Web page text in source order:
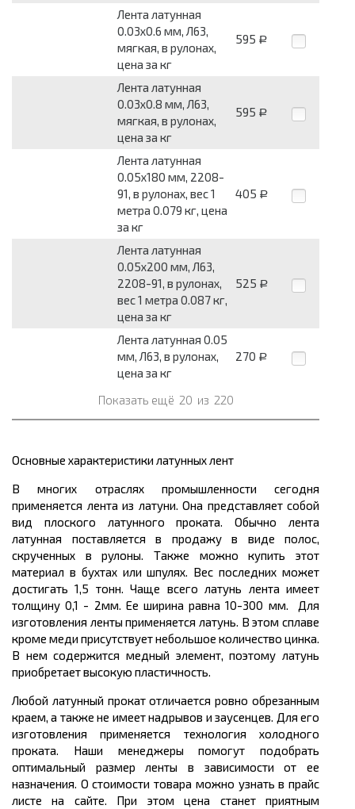
Лента латунная
0.03x0.6 мм, Л63,
мягкая, в рулонах,
цена за кг
595 Р
Лента латунная
0.03x0.8 мм, Л63,
мягкая, в рулонах,
цена за кг
595 Р
Лента латунная
0.05x180 мм, 2208-
91, в рулонах, вес 1
метра 0.079 кг, цена
за кг
405 Р
Лента латунная
0.05x200 мм, Л63,
2208-91, в рулонах,
вес 1 метра 0.087 кг,
цена за кг
525 Р
Лента латунная 0.05
мм, Л63, в рулонах,
цена за кг
270 Р
Показать ещё 20 из 220
Основные характеристики латунных лент
В многих отраслях промышленности сегодня
применяется лента из латуни. Она представляет собой
вид плоского латунного проката. Обычно лента
латунная поставляется в продажу в виде полос,
скрученных в рулоны. Также можно купить этот
материал в бухтах или шпулях. Вес последних может
достигать 1,5 тонн. Чаще всего латунь лента имеет
толщину 0,1 - 2мм. Ее ширина равна 10-300 мм. Для
изготовления ленты применяется латунь. В этом сплаве
кроме меди присутствует небольшое количество цинка.
В нем содержится медный элемент, поэтому латунь
приобретает высокую пластичность.
Любой латунный прокат отличается ровно обрезанным
краем, а также не имеет надрывов и заусенцев. Для его
изготовления применяется технология холодного
проката. Наши менеджеры помогут подобрать
оптимальный размер ленты в зависимости от ее
назначения. О стоимости товара можно узнать в прайс
листе на сайте. При этом цена станет приятным